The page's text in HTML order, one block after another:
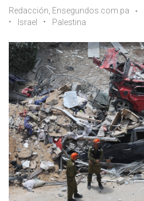
Redacción, Ensegundos.com.pa
Israel
Palestina